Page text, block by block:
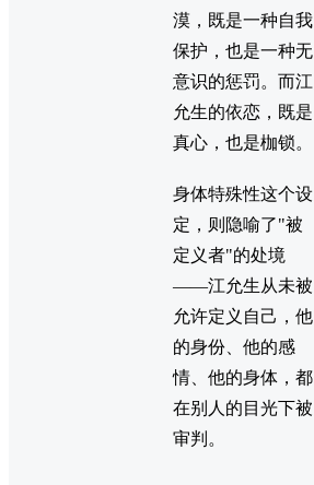
漠，既是一种自我
保护，也是一种无
意识的惩罚。而江
允生的依恋，既是
真心，也是枷锁。
身体特殊性这个设
定，则隐喻了"被
定义者"的处境
——江允生从未被
允许定义自己，他
的身份、他的感
情、他的身体，都
在别人的目光下被
审判。